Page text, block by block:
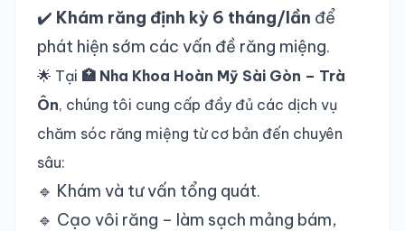
✔️ Khám răng định kỳ 6 tháng/lần để
phát hiện sớm các vấn đề răng miệng.
🌟 Tại 🏥 Nha Khoa Hoàn Mỹ Sài Gòn – Trà
Ôn, chúng tôi cung cấp đầy đủ các dịch vụ
chăm sóc răng miệng từ cơ bản đến chuyên
sâu:
🔹 Khám và tư vấn tổng quát.
🔹 Cạo vôi răng – làm sạch mảng bám,